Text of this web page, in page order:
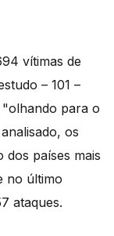
vítimas de
– 101 –
"olhando para o
os
dos países mais
no último
ataques.